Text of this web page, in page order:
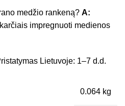
medžio rankeną? A:
impregnuoti medienos
Lietuvoje: 1–7 d.d.
0.064 kg